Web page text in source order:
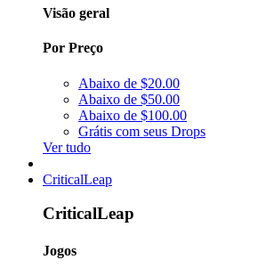
Visão geral
Por Preço
Abaixo de $20.00
Abaixo de $50.00
Abaixo de $100.00
Grátis com seus Drops
Ver tudo
CriticalLeap
CriticalLeap
Jogos